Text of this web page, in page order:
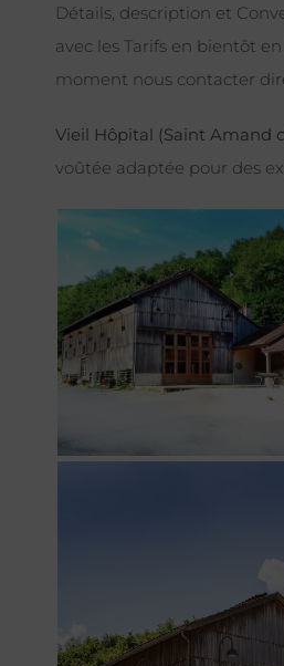
Détails, description et
avec les Tarifs en bientôt
moment nous contacter
Vieil Hôpital (Saint Amand
voûtée adaptée pour des